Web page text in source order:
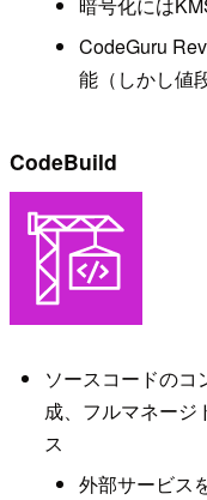
暗号化には
CodeGuru
能（しかし値
CodeBuild
ソースコードのコ
成、フルマネージ
ス
外部サービス